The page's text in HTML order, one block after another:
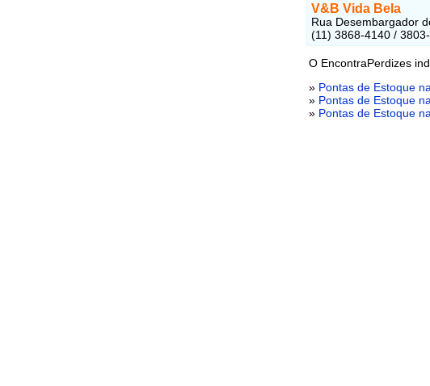
V&B Vida Bela
Rua Desembargador
(11) 3868-4140 /
O EncontraPerdizes
» Pontas de Estoque
» Pontas de Estoque
» Pontas de Estoque